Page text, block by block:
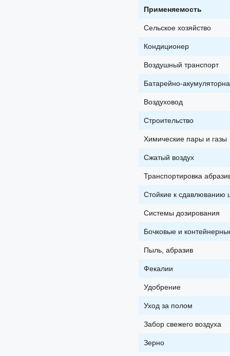
Применяемость
Сельское хозяйство
Кондиционер
Воздушный транспорт
Батарейно-
Воздуховод
Строительство
Химические пары и газы
Сжатый воздух
Транспортировка
Стойкие к сдавлюванию
Системы дозирования
Бочковые и
Пыль, абразив
Фекалии
Удобрение
Уход за полом
Забор свежего воздуха
Зерно